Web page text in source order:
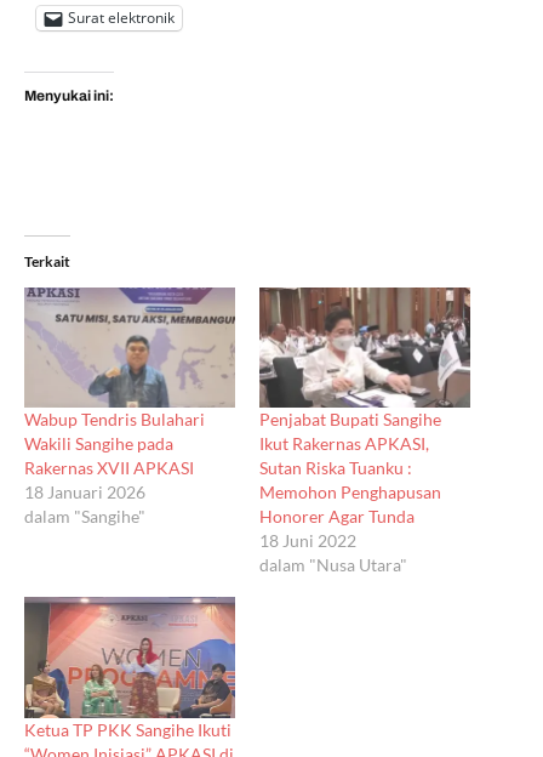
Surat elektronik
Menyukai ini:
Terkait
Wabup Tendris Bulahari
Wakili Sangihe pada
Rakernas XVII APKASI
18 Januari 2026
dalam "Sangihe"
Penjabat Bupati Sangihe
Ikut Rakernas APKASI,
Sutan Riska Tuanku :
Memohon Penghapusan
Honorer Agar Tunda
18 Juni 2022
dalam "Nusa Utara"
Ketua TP PKK Sangihe Ikuti